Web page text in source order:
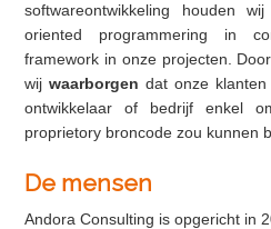
softwareontwikkeling houden
oriented programmering in
framework in onze projecten.
wijwaarborgendat onze
ontwikkelaar of bedrijf enkel
proprietory broncode zou kunnen
De mensen
Andora Consulting is opgericht in